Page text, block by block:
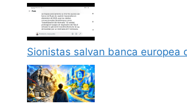
Sionistas salvan banca europea